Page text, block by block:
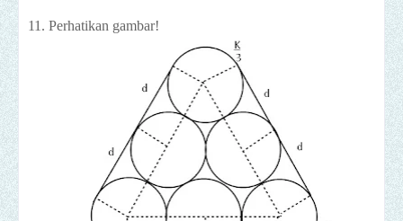
11. Perhatikan gambar!